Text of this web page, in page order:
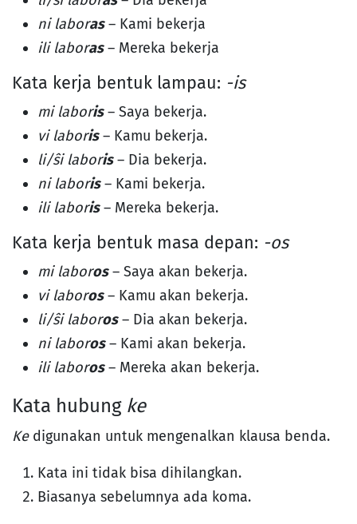
ni laboras– Kami bekerja
ili laboras– Mereka bekerja
Kata kerja bentuk lampau: -is
mi laboris– Saya bekerja.
vi laboris– Kamu bekerja.
li/ŝi laboris– Dia bekerja.
ni laboris– Kami bekerja.
ili laboris– Mereka bekerja.
Kata kerja bentuk masa depan: -os
mi laboros– Saya akan bekerja.
vi laboros– Kamu akan bekerja.
li/ŝi laboros– Dia akan bekerja.
ni laboros– Kami akan bekerja.
ili laboros– Mereka akan bekerja.
Kata hubung ke
Kedigunakan untuk mengenalkan klausa benda.
Kata ini tidak bisa dihilangkan.
Biasanya sebelumnya ada koma.